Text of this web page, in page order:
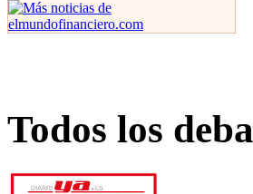
Todos los